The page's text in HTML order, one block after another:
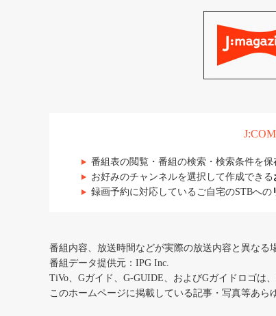
番組表の閲覧・番組の検索・検索条件を保
お好みのチャンネルを選択して作成できる
録画予約に対応しているご自宅のSTBへの
番組内容、放送時間などが実際の放送内容と異なる
番組データ提供元：IPG Inc.
TiVo、Gガイド、G-GUIDE、およびGガイドロゴは
このホームページに掲載している記事・写真等あら